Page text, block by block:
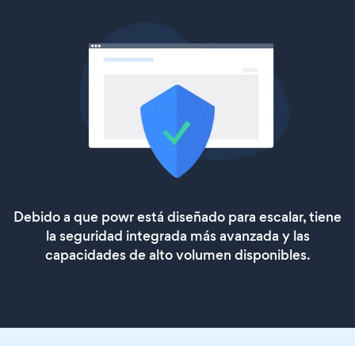
Debido a que powr está diseñado para escalar, tiene
la seguridad integrada más avanzada y las
capacidades de alto volumen disponibles.